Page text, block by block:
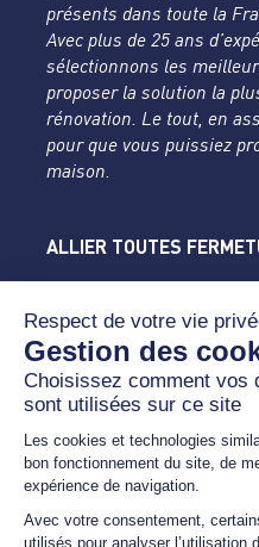
présents dans toute la
Avec plus de 25 ans
sélectionnons les
proposer la solution la
rénovation. Le tout, en
pour que vous puissiez
maison.
ALLIER TOUTES
Allier
Rue du Parc de la Mothe
03400 YZEURE
lexpertfenetre-